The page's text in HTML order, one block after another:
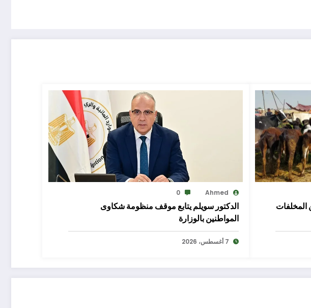
المخلفات
Ahmed
0
الدكتور سويلم يتابع موقف منظومة شكاوى
المواطنين بالوزارة
7 أغسطس، 2026